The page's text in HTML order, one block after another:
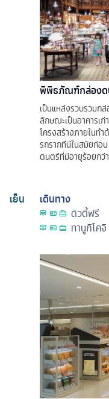
พิพิธภัณฑ์กล่องด
เป็นแหล่งรวบรวมก
ลักษณะเป็นอาคารเ
โครงสร้างภายในทำ
รกรากที่นี่ในสมัยก่อ
ดนตรีที่มีอายุร้อยกว่
เย็น
เดินทาง
ดิวตี้ฟรี
ทานูกิโคจิ